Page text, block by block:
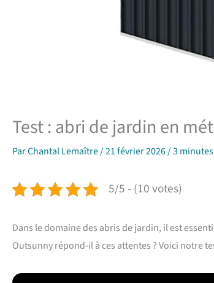
Test : abri de jardin en
ParChantal Lemaître/21 février 2026/3
5/5 - (10 votes)
Dans le domaine des abris de jardin, il est
Outsunny répond-il à ces attentes ? Voici notre